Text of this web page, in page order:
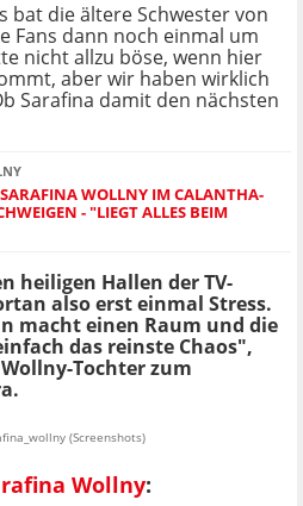
bat die ältere Schwester von
Fans dann noch einmal um
nicht allzu böse, wenn hier
aber wir haben wirklich
Sarafina damit den nächsten
SARAFINA WOLLNY IM CALANTHA-
- "LIEGT ALLES BEIM
heiligen Hallen der TV-
also erst einmal Stress.
macht einen Raum und die
das reinste Chaos",
Tochter zum
(Screenshots)
Wollny: